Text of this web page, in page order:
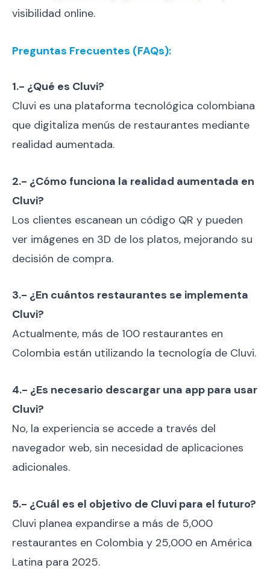
visibilidad online.
Preguntas Frecuentes (FAQs):
1.- ¿Qué es Cluvi?
Cluvi es una plataforma tecnológica colombiana
que digitaliza menús de restaurantes mediante
realidad aumentada.
2.- ¿Cómo funciona la realidad aumentada en
Cluvi?
Los clientes escanean un código QR y pueden
ver imágenes en 3D de los platos, mejorando su
decisión de compra.
3.- ¿En cuántos restaurantes se implementa
Cluvi?
Actualmente, más de 100 restaurantes en
Colombia están utilizando la tecnología de Cluvi.
4.- ¿Es necesario descargar una app para usar
Cluvi?
No, la experiencia se accede a través del
navegador web, sin necesidad de aplicaciones
adicionales.
5.- ¿Cuál es el objetivo de Cluvi para el futuro?
Cluvi planea expandirse a más de 5,000
restaurantes en Colombia y 25,000 en América
Latina para 2025.